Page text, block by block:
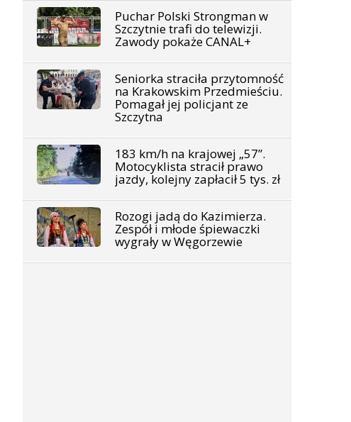
Puchar Polski Strongman w
Szczytnie trafi do telewizji.
Zawody pokaże CANAL+
Seniorka straciła przytomność
na Krakowskim Przedmieściu.
Pomagał jej policjant ze
Szczytna
183 km/h na krajowej „57”.
Motocyklista stracił prawo
jazdy, kolejny zapłacił 5 tys. zł
Rozogi jadą do Kazimierza.
Zespół i młode śpiewaczki
wygrały w Węgorzewie